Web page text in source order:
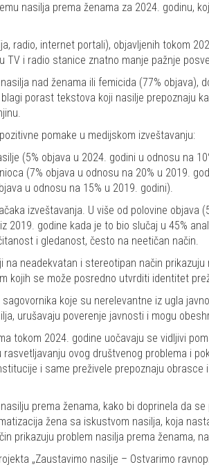
nasilja prema ženama za 2024. godinu,
radio, internet portali), objavljenih tokom
i radio stanice znatno manje pažnje
nad ženama ili femicida (77% objava),
porast tekstova koji nasilje prepoznaju
pomake u medijskom izveštavanju:
(5% objava u 2024. godini u odnosu na
(7% objava u odnosu na 20% u 2019.
u odnosu na 15% u 2019. godini).
izveštavanja. U više od polovine objava
godine kada je to bio slučaj u 45%
i gledanost, često na neetičan način.
neadekvatan i stereotipan način
kojih se može posredno utvrditi identitet
koje su nerelevantne iz ugla
urušavaju poverenje javnosti i mogu
tokom 2024. godine uočavaju se vidljivi
ovog društvenog problema i
i same preživele prepoznaju
prema ženama, kako bi doprinela da
žena sa iskustvom nasilja, koja
prikazuju problem nasilja prema ženama,
„Zaustavimo nasilje – Ostvarimo